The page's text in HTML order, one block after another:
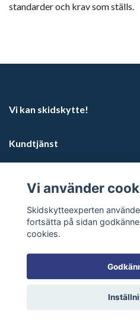
standarder och krav som ställs.
Vi kan skidskytte!
Kundtjänst
Vi använder
Skidskytteexperten
fortsätta på sidan
cookies.